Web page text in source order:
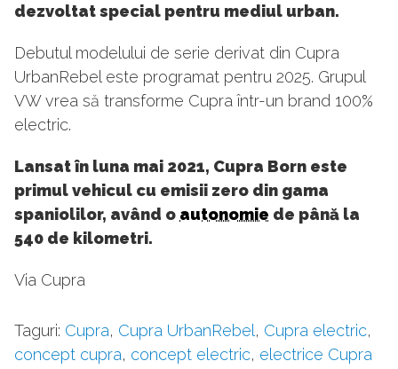
dezvoltat special pentru mediul urban.
Debutul modelului de serie derivat din Cupra
UrbanRebel este programat pentru 2025. Grupul
VW vrea să transforme Cupra într-un brand 100%
electric.
Lansat în luna mai 2021, Cupra Born este
primul vehicul cu emisii zero din gama
spaniolilor, având o autonomie de până la
540 de kilometri.
Via Cupra
Taguri: Cupra, Cupra UrbanRebel, Cupra electric,
concept cupra, concept electric, electrice Cupra